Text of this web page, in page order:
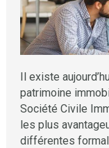
Il existe
patrimoine
Société Civile
les plus
différentes